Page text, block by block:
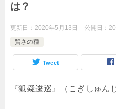
は？
更新日： 2020年5月13日 公開日：
賢さの種
Tweet
『狐疑逡巡』（こぎしゅん